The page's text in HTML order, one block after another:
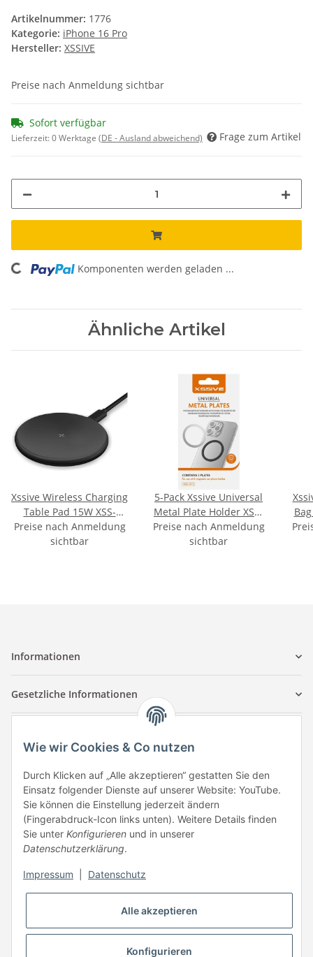
Artikelnummer: 1776
Kategorie: iPhone 16 Pro
Hersteller: XSSIVE
Preise nach Anmeldung sichtbar
Sofort verfügbar
Lieferzeit:0 Werktage (DE - Ausland abweichend) Frage zum Artikel
Loading... Komponenten werden geladen ...
Ähnliche Artikel
Xssive Wireless Charging
Table Pad 15W XSS-
W1BK - Black
Preise nach Anmeldung
sichtbar
5-Pack Xssive Universal
Metal Plate Holder XSS-
MT2
Preise nach Anmeldung
sichtbar
Informationen
Gesetzliche Informationen
Tuccar GmbH
Raum A-123
Anton-Kux-Str.2
41460 Neuss
E-Mail: info @ megaphonic.de
Kundenservice
Mo - Fr 10:00 - 18:00
Mail: info @ megaphonic.de
Wie wir Cookies & Co nutzen
Durch Klicken auf „Alle akzeptieren“ gestatten Sie den
Einsatz folgender Dienste auf unserer Website: YouTube.
Sie können die Einstellung jederzeit ändern
(Fingerabdruck-Icon links unten). Weitere Details finden
Sie unter Konfigurieren und in unserer
Datenschutzerklärung.
Impressum Datenschutz
Alle akzeptieren
Konfigurieren